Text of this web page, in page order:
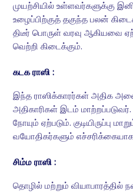
முயற்சியில் உள்ளவர்களுக்கு
உழைப்பிற்குத் தகுந்த பலன்
திடீர் பொருள் வரவு ஆகியவை
வெற்றி கிடைக்கும்.
கடக ராஸி :
இந்த ராஸிக்காரர்கள் அதிக
அதிகாரிகள் இடம் மாற்றப்படுவர்.
நோயும் ஏற்படும். குடியிருப்பு
வயோதிகர்களும்
சிம்ம ராஸி :
தொழில் மற்றும் வியாபாரத்தில்